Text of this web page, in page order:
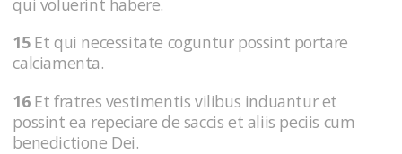
qui voluerint habere.
15Et qui necessitate coguntur possint portare
calciamenta.
16Et fratres vestimentis vilibus induantur et
possint ea repeciare de saccis et aliis peciis cum
benedictione Dei.